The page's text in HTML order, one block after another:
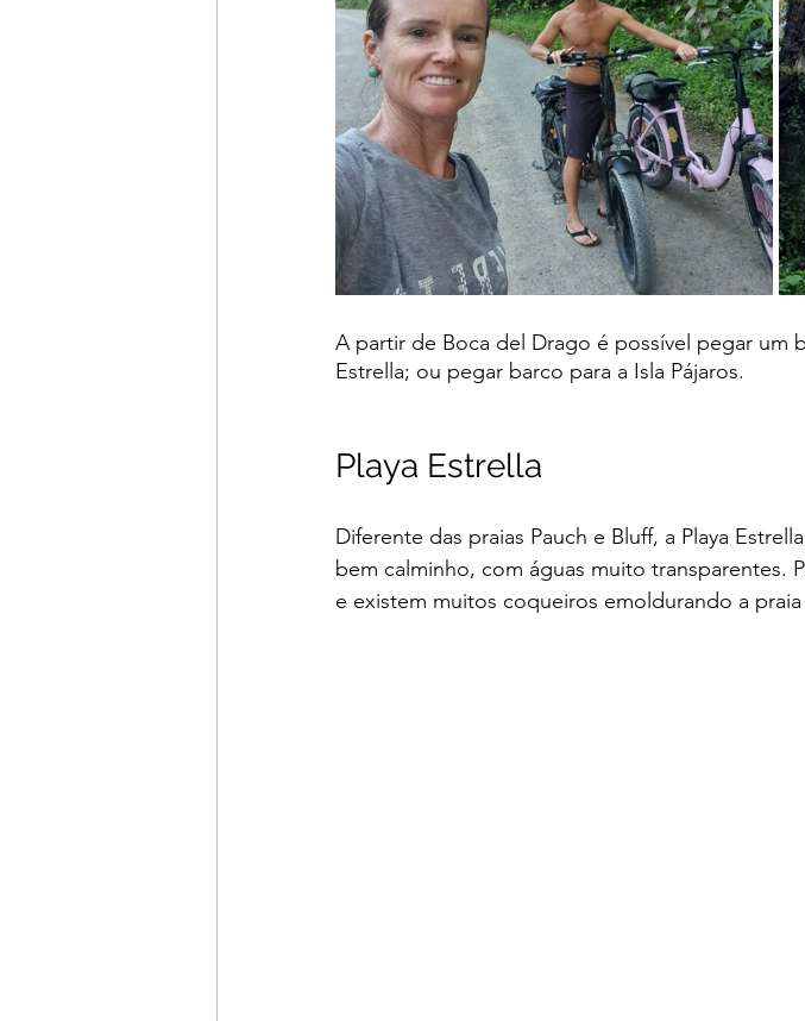
A partir de Boca del Drago é possível pegar um
Estrella; ou pegar barco para a Isla Pájaros.
Playa Estrella
Diferente das praias Pauch e Bluff, a Playa
bem calminho, com águas muito transparentes.
e existem muitos coqueiros emoldurando a